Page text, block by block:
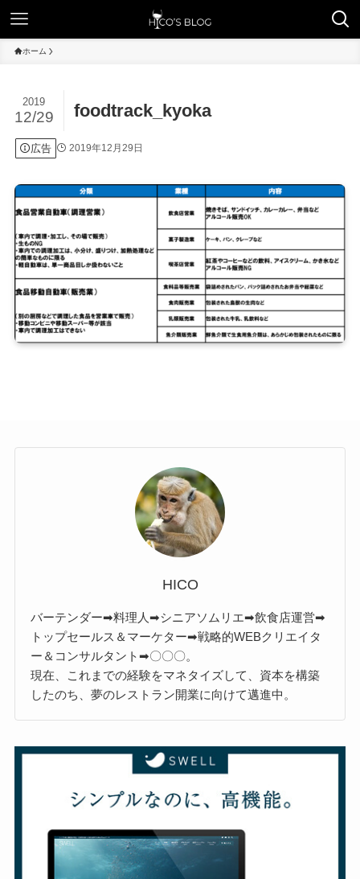
ホーム
foodtrack_kyoka
2019
12/29
広告 2019年12月29日
HICO
バーテンダー➡料理人➡シニアソムリエ➡飲食店運営➡
トップセールス＆マーケター➡戦略的WEBクリエイタ
ー＆コンサルタント➡〇〇〇。
現在、これまでの経験をマネタイズして、資本を構築
したのち、夢のレストラン開業に向けて邁進中。